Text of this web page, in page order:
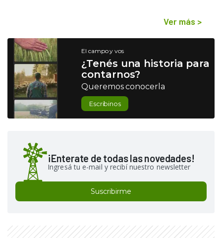
Ver más >
El campo y vos
¿Tenés una historia para
contarnos?
Queremos conocerla
Escribinos
¡Enterate de todas las novedades!
Ingresá tu e-mail y recibí nuestro newsletter
Suscribirme